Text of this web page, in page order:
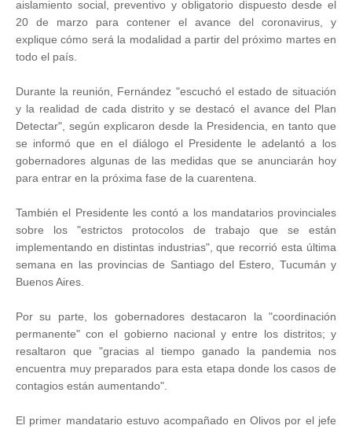
aislamiento social, preventivo y obligatorio dispuesto desde el
20 de marzo para contener el avance del coronavirus, y
explique cómo será la modalidad a partir del próximo martes en
todo el país.
Durante la reunión, Fernández "escuchó el estado de situación
y la realidad de cada distrito y se destacó el avance del Plan
Detectar", según explicaron desde la Presidencia, en tanto que
se informó que en el diálogo el Presidente le adelantó a los
gobernadores algunas de las medidas que se anunciarán hoy
para entrar en la próxima fase de la cuarentena.
También el Presidente les contó a los mandatarios provinciales
sobre los "estrictos protocolos de trabajo que se están
implementando en distintas industrias", que recorrió esta última
semana en las provincias de Santiago del Estero, Tucumán y
Buenos Aires.
Por su parte, los gobernadores destacaron la "coordinación
permanente" con el gobierno nacional y entre los distritos; y
resaltaron que "gracias al tiempo ganado la pandemia nos
encuentra muy preparados para esta etapa donde los casos de
contagios están aumentando".
El primer mandatario estuvo acompañado en Olivos por el jefe